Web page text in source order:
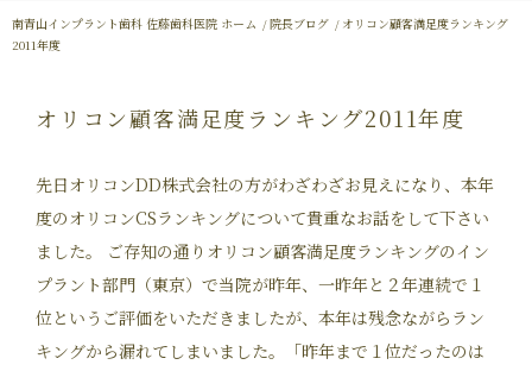
南青山インプラント歯科 佐藤歯科医院 ホーム 院長ブログ
オリコン顧客満足度ランキング
2011年度
オリコン顧客満足度ランキング2011年度
先日オリコンDD株式会社の方がわざわざお見えになり、本年
度のオリコンCSランキングについて貴重なお話をして下さい
ました。 ご存知の通りオリコン顧客満足度ランキングのイン
プラント部門（東京）で当院が昨年、一昨年と２年連続で１
位というご評価をいただきましたが、本年は残念ながらラン
キングから漏れてしまいました。「昨年まで１位だったのは